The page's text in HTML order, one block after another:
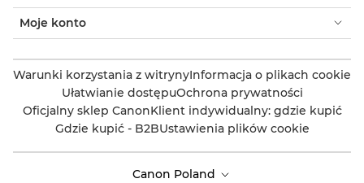
Moje konto
Warunki korzystania z witrynyInformacja o plikach cookie
Ułatwianie dostępuOchrona prywatności
Oficjalny sklep CanonKlient indywidualny: gdzie kupić
Gdzie kupić - B2BUstawienia plików cookie
Canon Poland